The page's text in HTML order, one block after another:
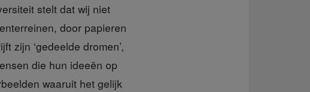
stelt dat wij niet
door papieren
zijn ‘gedeelde dromen’,
die hun ideeën op
waaruit het gelijk